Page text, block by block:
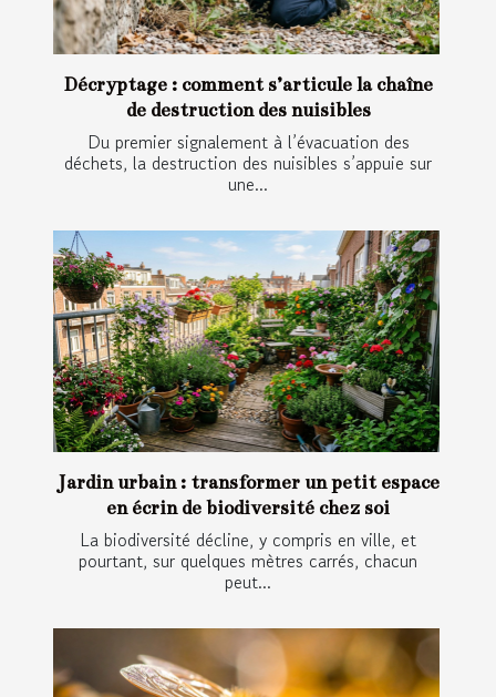
Décryptage : comment s’articule la chaîne
de destruction des nuisibles
Du premier signalement à l’évacuation des
déchets, la destruction des nuisibles s’appuie sur
une...
Jardin urbain : transformer un petit espace
en écrin de biodiversité chez soi
La biodiversité décline, y compris en ville, et
pourtant, sur quelques mètres carrés, chacun
peut...